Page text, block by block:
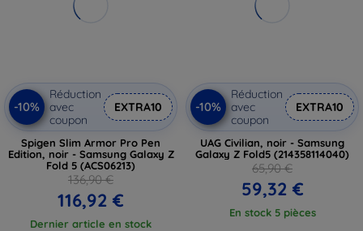
-10%
Réduction
avec
coupon
EXTRA10
Spigen Slim Armor Pro Pen
Edition, noir - Samsung Galaxy Z
Fold 5 (ACS06213)
136,90 €
116,92 €
Dernier article en stock
-10%
Réduction
avec
coupon
EXTRA10
UAG Civilian, noir - Samsung
Galaxy Z Fold5 (214358114040)
65,90 €
59,32 €
En stock 5 pièces